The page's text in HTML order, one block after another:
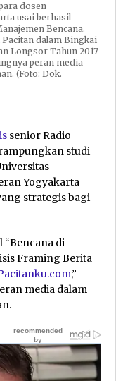
dosen
usai berhasil
Bencana.
dalam Bingkai
Longsor Tahun 2017
peran media
(Foto: Dok.
senior Radio
studi
Yogyakarta
strategis bagi
“Bencana di
Framing Berita
,”
media dalam